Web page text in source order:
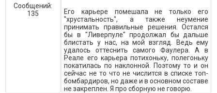
Сообщений:
135
Его карьере помешала не только его
"хрустальность", а также неумение
принимать правильные решения. Остался
бы в "Ливерпуле" продолжал бы дальше
блистать у нас, на мой взгляд. Ведь ему
удалось оттеснить самого Фаулера. А в
Реале его карьера потихоньку, полегоньку
покатилась по наклонной. Поэтому то и он
сейчас не то что не числится в списке топ-
бомбардиров, но даже и в основном составе
не закреплен. Я про сборную не говорю.